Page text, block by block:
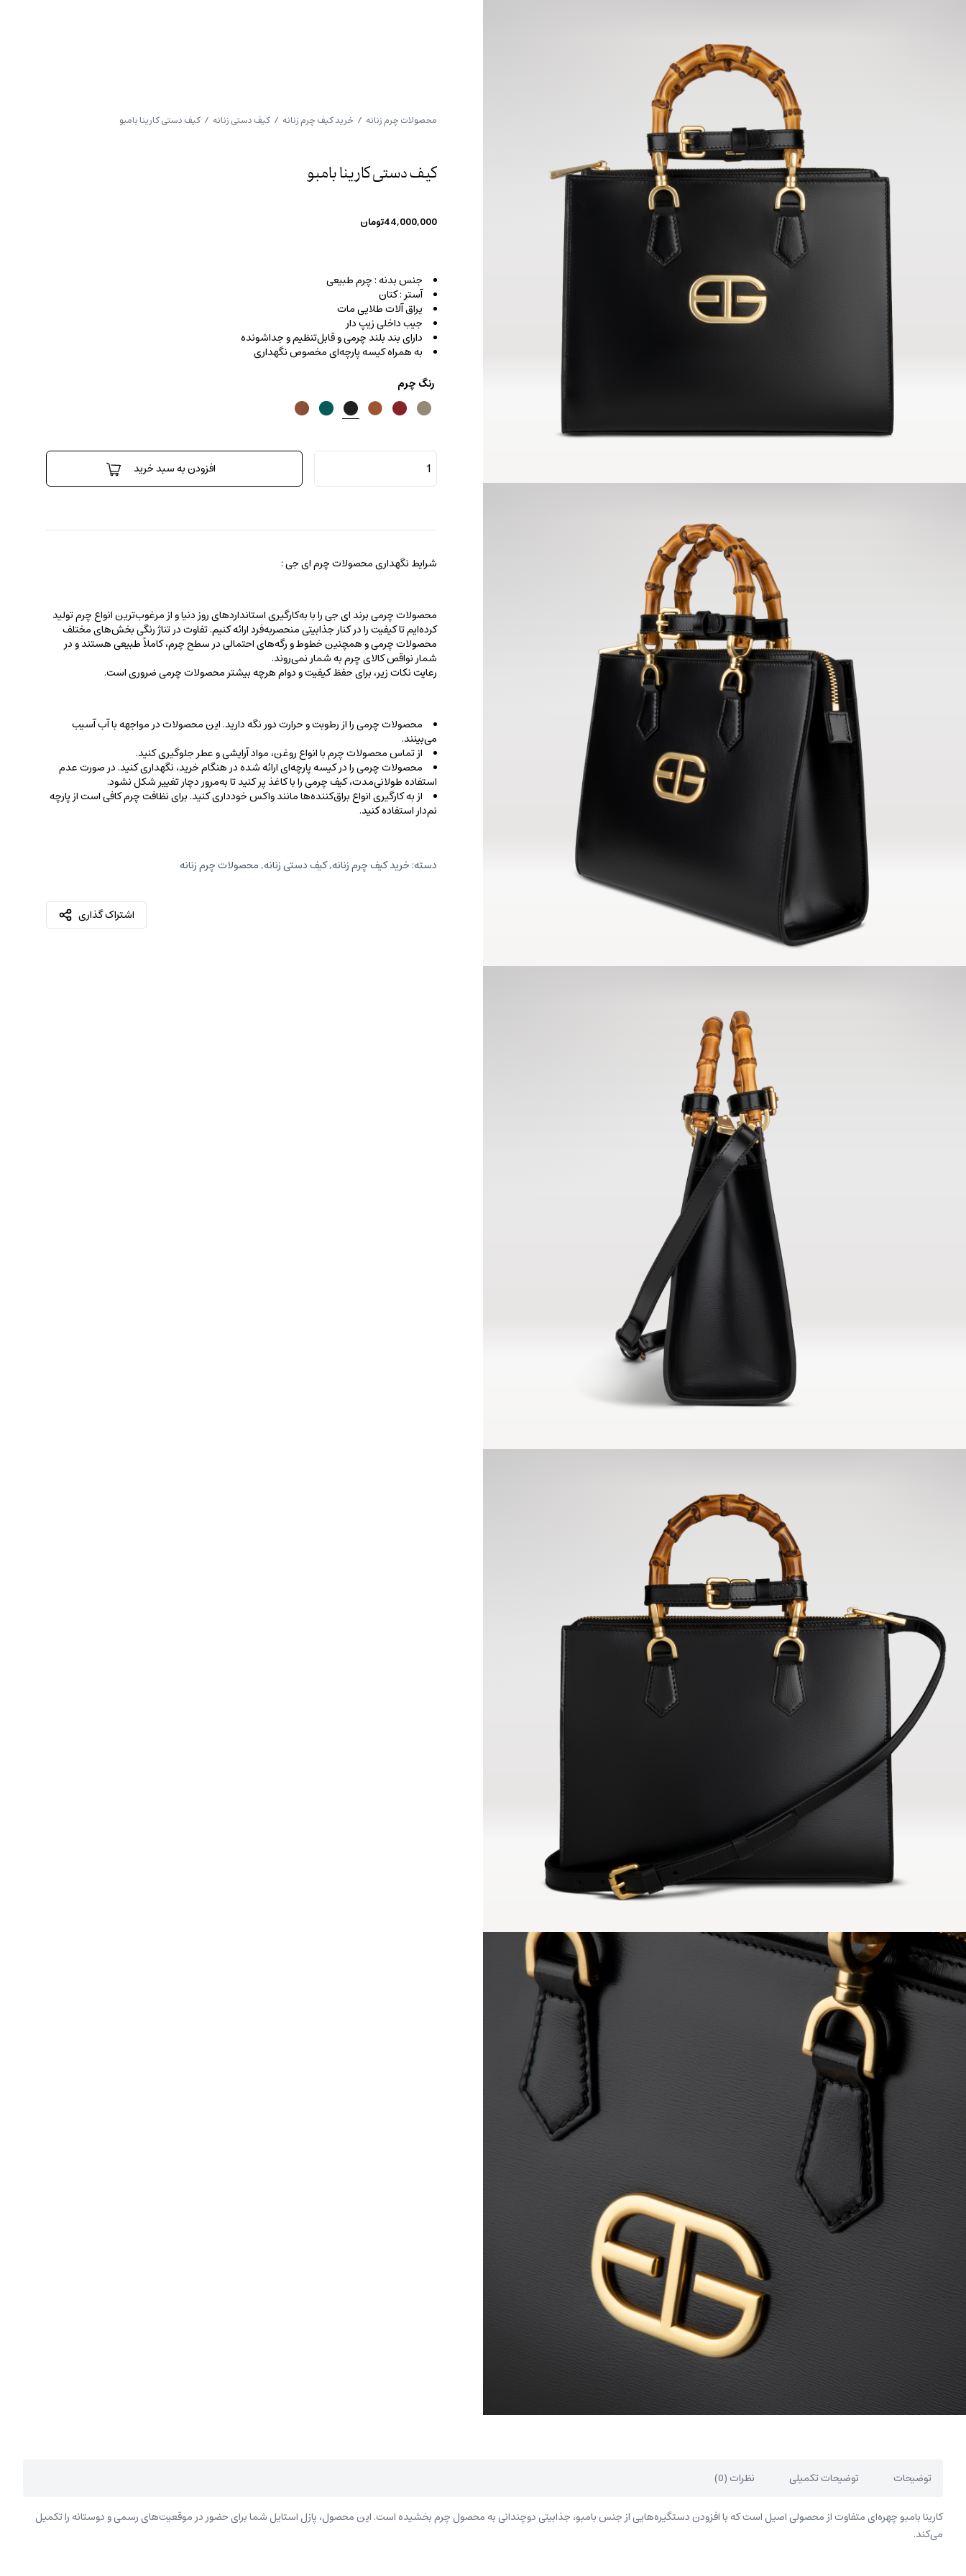
محصولات چرم زنانه / خرید کیف چرم زنانه / کیف دستی زنانه / کیف دستی کارینا بامبو
کیف دستی کارینا بامبو
44,000,000تومان
جنس بدنه : چرم طبیعی
آستر : کتان
یراق آلات طلایی مات
جیب داخلی زیپ دار
دارای بند بلند چرمی و قابل‌تنظیم و جداشونده
به همراه کیسه پارچه‌ای مخصوص نگهداری
رنگ چرم
کیف
دستی
کارینا
افزودن به سبد خرید
شرایط نگهداری محصولات چرم ای جی :
محصولات چرمی برند ای جی را با به‌کارگیری استانداردهای روز دنیا و از مرغوب‌ترین انواع چرم تولید
کرده‌ایم تا کیفیت را در کنار جذابیتی منحصربه‌فرد ارائه کنیم. تفاوت در تناژ رنگی بخش‌های مختلف
محصولات چرمی و همچنین خطوط و رگه‌‌های احتمالی در سطح چرم، کاملاً طبیعی هستند و در
شمار نواقص کالای چرم به شمار نمی‌روند.
رعایت نکات زیر، برای حفظ کیفیت و دوام هرچه بیشتر محصولات چرمی ضروری است.
محصولات چرمی را از رطوبت و حرارت دور نگه دارید. این محصولات در مواجهه با آب آسیب
می‌بینند.
از تماس محصولات چرم با انواع روغن‌، مواد آرایشی و عطر جلوگیری کنید.
محصولات چرمی را در کیسه‌ پارچه‌ای ارائه شده در هنگام خرید، ‌نگهداری کنید. در صورت عدم
استفاده طولانی‌مدت، کیف‌ چرمی را با کاغذ پر کنید تا به‌مرور دچار تغییر شکل نشود.
از به کارگیری انواع براق‌کننده‌ها مانند واکس خودداری کنید. برای نظافت چرم کافی است از پارچه‌
نم‌دار استفاده کنید.
دسته: خرید کیف چرم زنانه,کیف دستی زنانه,محصولات چرم زنانه
اشتراک گذاری
توضیحات توضیحات تکمیلی نظرات (0)
کارینا بامبو چهره‌ای متفاوت از محصولی اصیل است که با افزودن دستگیره‌هایی از جنس بامبو، جذابیتی دوچندانی به محصول چرم بخشیده است. این محصول، پازل استایل شما برای حضور در موقعیت‌های رسمی و دوستانه را تکمیل
می‌کند.